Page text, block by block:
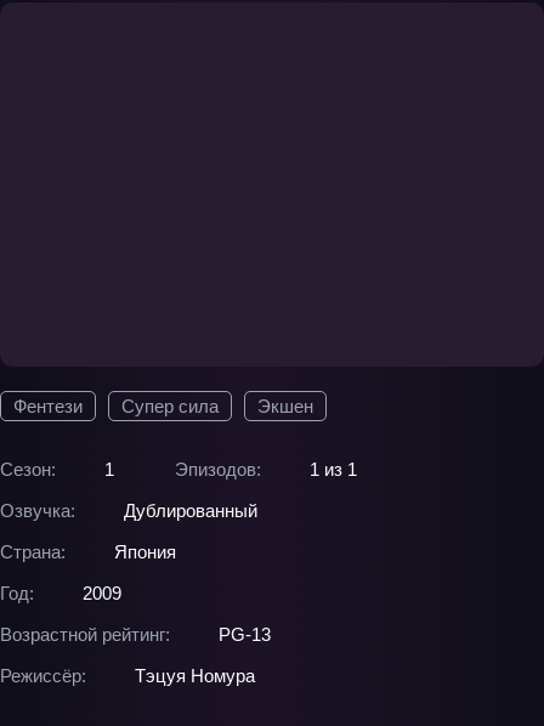
Фентези Супер сила Экшен
Сезон: 1 Эпизодов:
1 из 1
Озвучка:
Дублированный
Страна:
Япония
Год:
2009
Возрастной рейтинг:
PG-13
Режиссёр:
Тэцуя Номура